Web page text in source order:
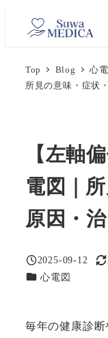
Top Blog 心
所見の意味・症状
【左軸
電図｜
原因・
投稿日
2025-09-12
更
カテゴリー
心電図
毎年の健康診断